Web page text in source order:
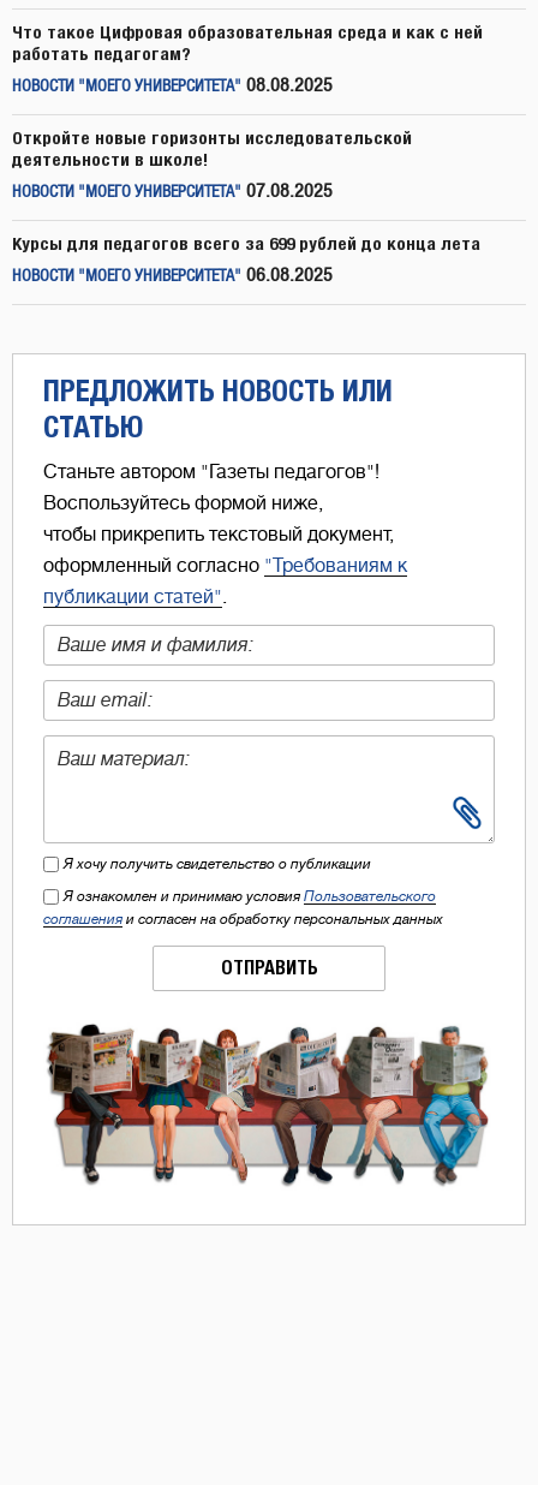
Что такое Цифровая образовательная среда и как с ней
работать педагогам?
НОВОСТИ "МОЕГО УНИВЕРСИТЕТА" 08.08.2025
Откройте новые горизонты исследовательской
деятельности в школе!
НОВОСТИ "МОЕГО УНИВЕРСИТЕТА" 07.08.2025
Курсы для педагогов всего за 699 рублей до конца лета
НОВОСТИ "МОЕГО УНИВЕРСИТЕТА" 06.08.2025
ПРЕДЛОЖИТЬ НОВОСТЬ ИЛИ
СТАТЬЮ
Станьте автором "Газеты педагогов"!
Воспользуйтесь формой ниже,
чтобы прикрепить текстовый документ,
оформленный согласно "Требованиям к
публикации статей".
Я хочу получить свидетельство о публикации
Я ознакомлен и принимаю условия Пользовательского
соглашения и согласен на обработку персональных данных
ОТПРАВИТЬ